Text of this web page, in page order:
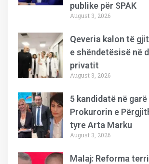
publike për SPAK
August 3, 2026
Qeveria kalon të
e shëndetësisë në
privatit
August 3, 2026
5 kandidatë në garë
Prokurorin e
tyre Arta Marku
August 3, 2026
Malaj: Reforma